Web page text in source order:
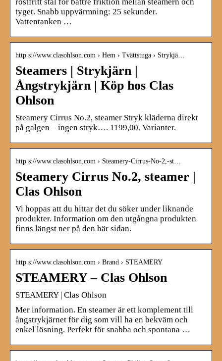
tyget. Snabb uppvärmning: 25 sekunder.
Vattentanken …
http s://www.clasohlson.com › Hem › Tvättstuga › Strykjä…
Steamers | Strykjärn |
Ångstrykjärn | Köp hos Clas
Ohlson
Steamery Cirrus No.2, steamer Stryk kläderna direkt
på galgen – ingen stryk…. 1199,00. Varianter.
http s://www.clasohlson.com › Steamery-Cirrus-No-2,-st…
Steamery Cirrus No.2, steamer |
Clas Ohlson
Vi hoppas att du hittar det du söker under liknande
produkter. Information om den utgångna produkten
finns längst ner på den här sidan.
http s://www.clasohlson.com › Brand › STEAMERY
STEAMERY – Clas Ohlson
STEAMERY | Clas Ohlson
Mer information. En steamer är ett komplement till
ångstrykjärnet för dig som vill ha en bekväm och
enkel lösning. Perfekt för snabba och spontana …